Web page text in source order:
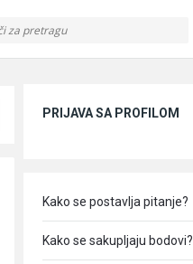
PRIJAVA SA PROFILOM
Kako se postavlja pitanje?
Kako se sakupljaju bodovi?